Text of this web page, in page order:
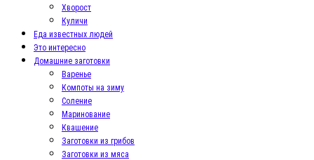
Хворост
Куличи
Еда известных людей
Это интересно
Домашние заготовки
Варенье
Компоты на зиму
Соление
Маринование
Квашение
Заготовки из грибов
Заготовки из мяса